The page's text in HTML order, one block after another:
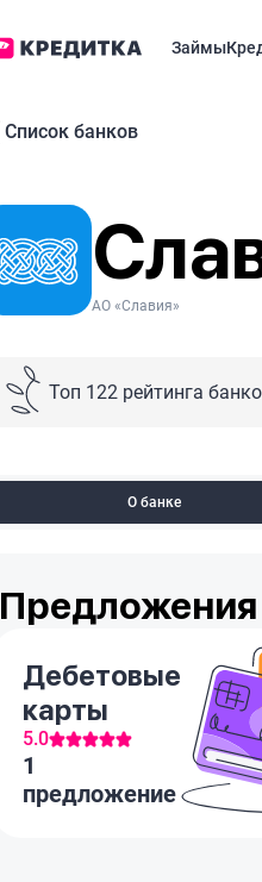
Займы
Список банков
АО «Славия»
Топ 122 рейтинга
О банке
Предложения
Дебетовые
карты
5.0
1
предложение